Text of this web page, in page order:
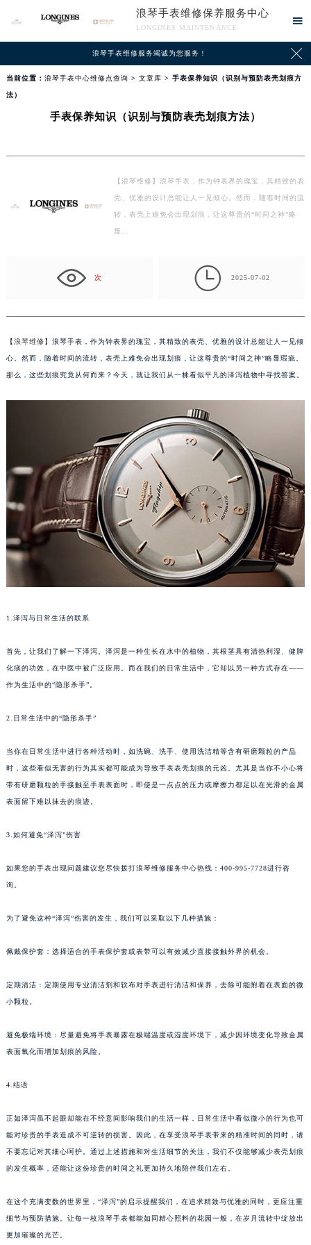
浪琴手表维修保养服务中心
LONGINES MAINTENANCE

浪琴手表维修服务竭诚为您服务！ 
当前位置： 浪琴手表中心维修点查询 > 文章库 > 手表保养知识（识别与预防表壳划痕方
法）
手表保养知识（识别与预防表壳划痕方法）
【浪琴维修】浪琴手表，作为钟表界的瑰宝，其精致的表
壳、优雅的设计总能让人一见倾心。然而，随着时间的流
转，表壳上难免会出现划痕，让这尊贵的“时间之神”略
显…
次  2025-07-02
【浪琴维修】浪琴手表，作为钟表界的瑰宝，其精致的表壳、优雅的设计总能让人一见倾
心。然而，随着时间的流转，表壳上难免会出现划痕，让这尊贵的“时间之神”略显瑕疵。
那么，这些划痕究竟从何而来？今天，就让我们从一株看似平凡的泽泻植物中寻找答案。
1.泽泻与日常生活的联系
首先，让我们了解一下泽泻。泽泻是一种生长在水中的植物，其根茎具有清热利湿、健脾
化痰的功效，在中医中被广泛应用。而在我们的日常生活中，它却以另一种方式存在——
作为生活中的“隐形杀手”。
2.日常生活中的“隐形杀手”
当你在日常生活中进行各种活动时，如洗碗、洗手、使用洗洁精等含有研磨颗粒的产品
时，这些看似无害的行为其实都可能成为导致手表表壳划痕的元凶。尤其是当你不小心将
带有研磨颗粒的手接触至手表表面时，即使是一点点的压力或摩擦力都足以在光滑的金属
表面留下难以抹去的痕迹。
3.如何避免“泽泻”伤害
如果您的手表出现问题建议您尽快拨打浪琴维修服务中心热线：400-995-7728进行咨
询。
为了避免这种“泽泻”伤害的发生，我们可以采取以下几种措施：
佩戴保护套：选择适合的手表保护套或表带可以有效减少直接接触外界的机会。
定期清洁：定期使用专业清洁剂和软布对手表进行清洁和保养，去除可能附着在表面的微
小颗粒。
避免极端环境：尽量避免将手表暴露在极端温度或湿度环境下，减少因环境变化导致金属
表面氧化而增加划痕的风险。
4.结语
正如泽泻虽不起眼却能在不经意间影响我们的生活一样，日常生活中看似微小的行为也可
能对珍贵的手表造成不可逆转的损害。因此，在享受浪琴手表带来的精准时间的同时，请
不要忘记对其细心呵护。通过上述措施和对生活细节的关注，我们不仅能够减少表壳划痕
的发生概率，还能让这份珍贵的时间之礼更加持久地陪伴我们左右。
在这个充满变数的世界里，“泽泻”的启示提醒我们，在追求精致与优雅的同时，更应注重
细节与预防措施。让每一枚浪琴手表都能如同精心照料的花园一般，在岁月流转中绽放出
更加璀璨的光芒。